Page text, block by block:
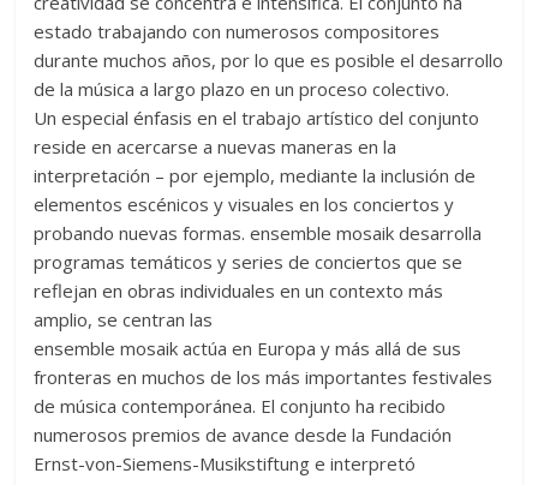
estado trabajando con numerosos compositores
durante muchos años, por lo que es posible el desarrollo
de la música a largo plazo en un proceso colectivo.
Un especial énfasis en el trabajo artístico del conjunto
reside en acercarse a nuevas maneras en la
interpretación – por ejemplo, mediante la inclusión de
elementos escénicos y visuales en los conciertos y
probando nuevas formas. ensemble mosaik desarrolla
programas temáticos y series de conciertos que se
reflejan en obras individuales en un contexto más
amplio, se centran las
ensemble mosaik actúa en Europa y más allá de sus
fronteras en muchos de los más importantes festivales
de música contemporánea. El conjunto ha recibido
numerosos premios de avance desde la Fundación
Ernst-von-Siemens-Musikstiftung e interpretó